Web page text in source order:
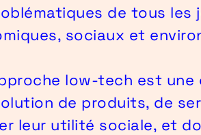
de tous les
sociaux et
low-tech est
de produits, de
leur utilité sociale, et